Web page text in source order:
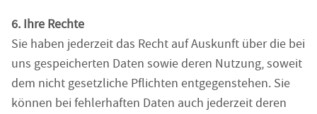
6. Ihre Rechte
Sie haben jederzeit das Recht auf Auskunft über die bei
uns gespeicherten Daten sowie deren Nutzung, soweit
dem nicht gesetzliche Pflichten entgegenstehen. Sie
können bei fehlerhaften Daten auch jederzeit deren